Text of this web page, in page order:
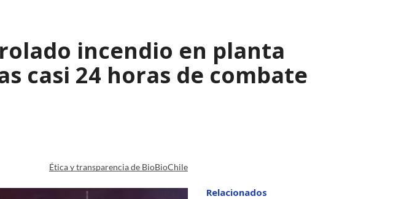
incendio en planta
casi 24 horas de combate
Ética y transparencia de BioBioChile
Relacionados